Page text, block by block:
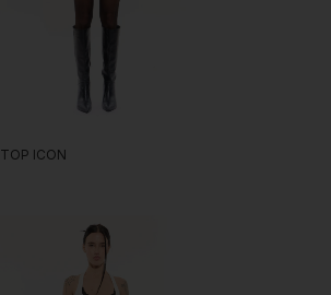
TOP ICON